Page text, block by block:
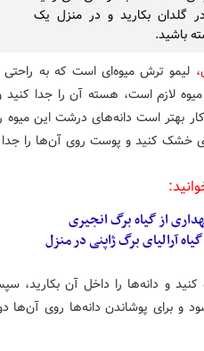
گلدان بکارید و در منزل یک
باشید.
، لیمو ترش میوه‌ای است که به راحتی
خشک کنید و پوست روی آن‌ها را جدا
از گیاه برگ انجیری
آرالیای برگ ژاپنی در منزل
کنید و دانه‌ها را داخل آن
و برای پوشاندن دانه‌ها روی آن‌ها